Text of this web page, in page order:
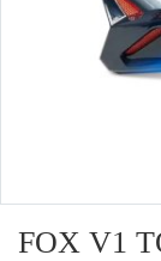
FOX V1